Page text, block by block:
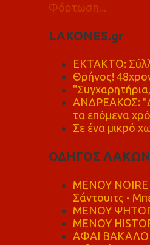
Φόρτωση...
LAKONES.gr
ΕΚΤΑΚΤΟ:
Θρήνος!
ΑΝΔΡΕΑΚΟΣ:
τα επόμενα
Σε ένα μικρό
ΟΔΗΓΟΣ
MENOY
Σάντουιτς -
ΜΕΝΟΥ
ΜΕΝΟΥ
ΑΦΑΙ